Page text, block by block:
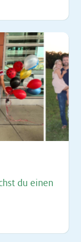
du ei­nen